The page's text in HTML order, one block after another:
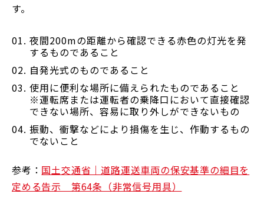
す。
夜間200mの距離から確認できる赤色の灯光を発
するものであること
自発光式のものであること
使用に便利な場所に備えられたものであること
※運転席または運転者の乗降口において直接確認
できない場所、容易に取り外しができないもの
振動、衝撃などにより損傷を生じ、作動するもの
でないこと
参考： 国土交通省｜道路運送車両の保安基準の細目を
定める告示 第64条（非常信号用具）